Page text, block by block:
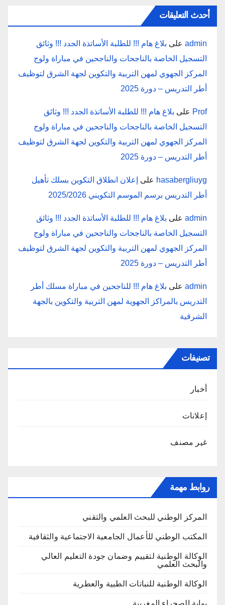
أحدث التعليقات
admin على بلاغ هام !!! للطلبة الأساتذة الجدد !!! وثائق
التسجيل الخاصة بالناجحات والناجحين في مباراة ولوج
المركز الجهوي لمهن التربية والتكوين لجهة الشرق لتوظيف
أطر التدريس – دورة 2025
Prof على بلاغ هام !!! للطلبة الأساتذة الجدد !!! وثائق
التسجيل الخاصة بالناجحات والناجحين في مباراة ولوج
المركز الجهوي لمهن التربية والتكوين لجهة الشرق لتوظيف
أطر التدريس – دورة 2025
hasabergliuyg على
إعلان انطلاق التكوين بسلك تأهيل
أطر التدريس برسم الموسم التكويني 2025/2026
admin على بلاغ هام !!! للطلبة الأساتذة الجدد !!! وثائق
التسجيل الخاصة بالناجحات والناجحين في مباراة ولوج
المركز الجهوي لمهن التربية والتكوين لجهة الشرق لتوظيف
أطر التدريس – دورة 2025
admin على بلاغ هام !!! للناجحين في مباراة مسلك أطر
التدريس بالمراكز الجهوية لمهن التربية والتكوين بالجهة
الشرقية
تصنيفات
أخبار
إعلانات
غير مصنف
روابط مهمة
المركز الوطني للبحث العلمي والتقني
المكتب الوطني للأعمال الجامعية الاجتماعية والثقافية
الوكالة الوطنية لتقييم وضمان جودة التعليم العالي
والبحث العلمي
الوكالة الوطنية للنباتات الطبية والعطرية